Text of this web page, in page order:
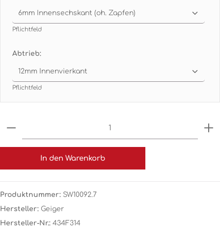
Pflichtfeld
Abtrieb:
Pflichtfeld
Produkt Anzahl: Gib den gewünschten Wert
In den Warenkorb
Produktnummer: SW10092.7
Hersteller: Geiger
Hersteller-Nr.: 434F314